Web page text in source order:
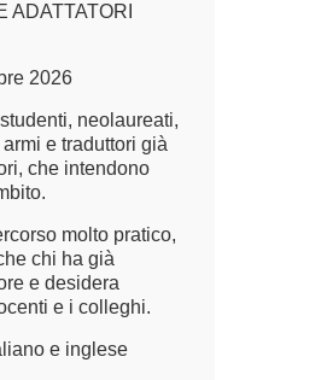
ADATTATORI
2026
neolaureati,
e traduttori già
che intendono
molto pratico,
chi ha già
e desidera
e i colleghi.
e inglese